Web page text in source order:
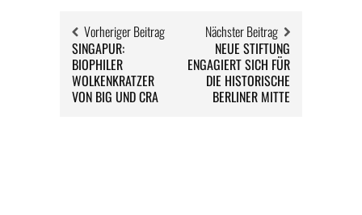
Vorheriger Beitrag
SINGAPUR:
BIOPHILER
WOLKENKRATZER
VON BIG UND CRA
Nächster Beitrag
NEUE STIFTUNG
ENGAGIERT SICH FÜR
DIE HISTORISCHE
BERLINER MITTE